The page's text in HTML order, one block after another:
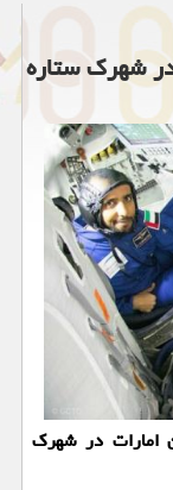
شهرك ستاره
امارات در شهرك